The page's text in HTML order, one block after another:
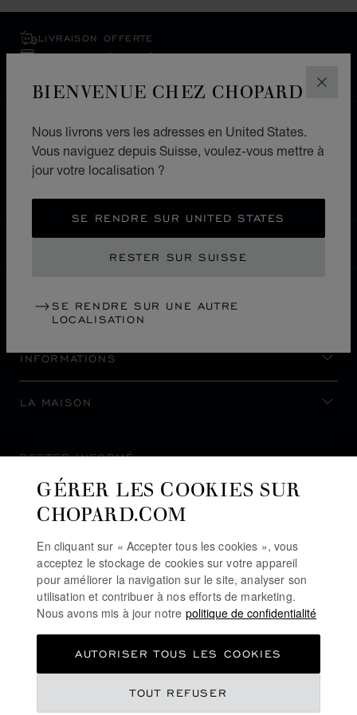
BIENVENUE CHEZ CHOPARD
Nous livrons vers les adresses en United States.
Vous naviguez depuis Suisse, voulez-vous mettre à
jour votre localisation ?
SE RENDRE SUR UNITED STATES
RESTER SUR SUISSE
SE RENDRE SUR UNE AUTRE
LOCALISATION
LIVRAISON OFFERTE
PAIEMENT SÉCURISÉ
ACCUEIL LOCALISER UNE BOUTIQUE
TOUTES LES BOUTIQUES EUROPE
NOUS CONTACTER
INFORMATIONS
LA MAISON
RESTER INFORMÉ
S’INSCRIRE À LA NEWSLETTER
POLITIQUE DES COOKIES
GÉRER LES COOKIES SUR
CHOPARD.COM
En cliquant sur « Accepter tous les cookies », vous
acceptez le stockage de cookies sur votre appareil
pour améliorer la navigation sur le site, analyser son
utilisation et contribuer à nos efforts de marketing.
Nous avons mis à jour notre politique de confidentialité
TOUT REFUSER
AUTORISER TOUS LES COOKIES